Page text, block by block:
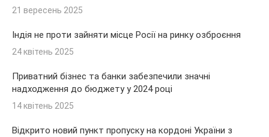
21 вересень 2025
Індія не проти зайняти місце Росії на ринку озброєння
24 квітень 2025
Приватний бізнес та банки забезпечили значні
надходження до бюджету у 2024 році
14 квітень 2025
Відкрито новий пункт пропуску на кордоні України з